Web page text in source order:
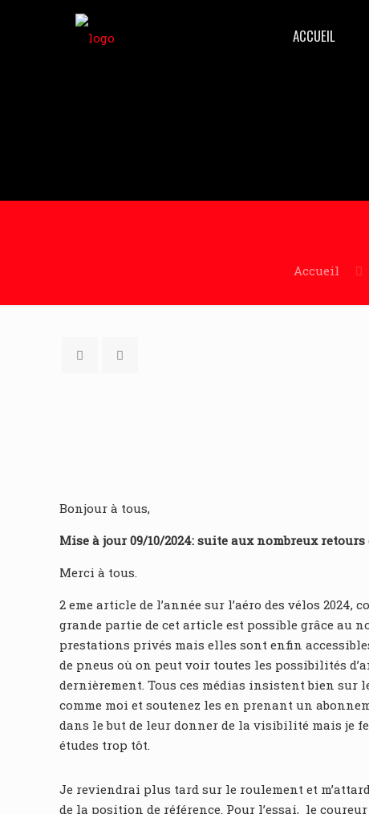
ACCUEIL
Accueil
Bonjour à tous,
Mise à jour 09/10/2024: suite aux nombreux
Merci à tous.
2 eme article de l’année sur l’aéro des vélos
grande partie de cet article est possible grâce au
prestations privés mais elles sont enfin
de pneus où on peut voir toutes les possibilités
dernièrement. Tous ces médias insistent bien sur
comme moi et soutenez les en prenant un
dans le but de leur donner de la visibilité mais je
études trop tôt.
Je reviendrai plus tard sur le roulement et
de la position de référence. Pour l’essai, le